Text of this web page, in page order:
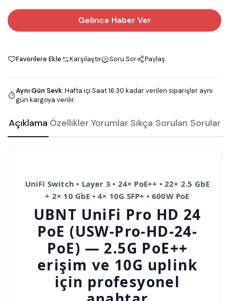
Gelince Haber Ver
Favorilere Ekle Karşılaştır Soru Sor Paylaş
Aynı Gün Sevk:Hafta içi Saat 16:30 kadar verilen siparişler aynı
gün kargoya verilir.
Açıklama Özellikler Yorumlar Sıkça Sorulan Sorular
UniFi Switch • Layer 3 • 24× PoE++ • 22× 2.5 GbE
+ 2× 10 GbE • 4× 10G SFP+ • 600W PoE
UBNT UniFi Pro HD 24
PoE (USW-Pro-HD-24-
PoE) — 2.5G PoE++
erişim ve 10G uplink
için profesyonel